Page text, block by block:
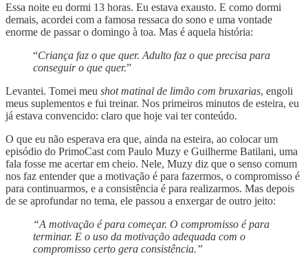
Essa noite eu dormi 13 horas. Eu estava exausto. E como dormi
demais, acordei com a famosa ressaca do sono e uma vontade
enorme de passar o domingo à toa. Mas é aquela história:
“Criança faz o que quer. Adulto faz o que precisa para
conseguir o que quer.”
Levantei. Tomei meu shot matinal de limão com bruxarias, engoli
meus suplementos e fui treinar. Nos primeiros minutos de esteira, eu
já estava convencido: claro que hoje vai ter conteúdo.
O que eu não esperava era que, ainda na esteira, ao colocar um
episódio do PrimoCast com Paulo Muzy e Guilherme Batilani, uma
fala fosse me acertar em cheio. Nele, Muzy diz que o senso comum
nos faz entender que a motivação é para fazermos, o compromisso é
para continuarmos, e a consistência é para realizarmos. Mas depois
de se aprofundar no tema, ele passou a enxergar de outro jeito:
“A motivação é para começar. O compromisso é para
terminar. E o uso da motivação adequada com o
compromisso certo gera consistência.”